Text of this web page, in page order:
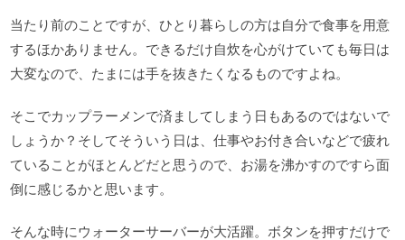
当たり前のことですが、ひとり暮らしの方は自分で食事を用意
するほかありません。できるだけ自炊を心がけていても毎日は
大変なので、たまには手を抜きたくなるものですよね。
そこでカップラーメンで済ましてしまう日もあるのではないで
しょうか？そしてそういう日は、仕事やお付き合いなどで疲れ
ていることがほとんどだと思うので、お湯を沸かすのですら面
倒に感じるかと思います。
そんな時にウォーターサーバーが大活躍。ボタンを押すだけで